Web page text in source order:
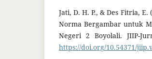
Jati, D. H. P., & Des Fitria,
Norma Bergambar untuk
Negeri 2 Boyolali. JIIP-
https://doi.org/10.54371/